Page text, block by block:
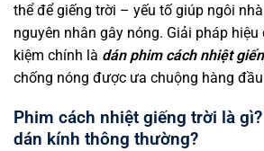
thể để giếng trời – yếu tố giúp ngôi
nguyên nhân gây nóng. Giải pháp
kiệm chính là dán phim cách nhiệt
chống nóng được ưa chuộng hàng
Phim cách nhiệt giếng trời là
dán kính thông thường?